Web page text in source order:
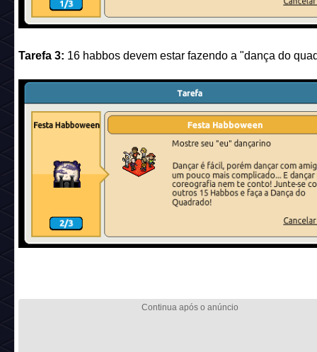
Tarefa 3: 16 habbos devem estar fazendo a "dança do